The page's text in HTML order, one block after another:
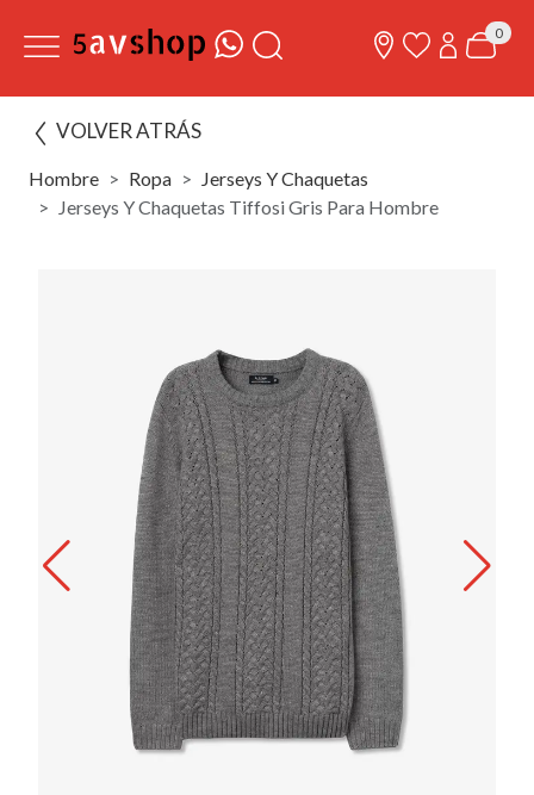
0
VOLVER ATRÁS
Hombre Ropa
Jerseys Y Chaquetas
Jerseys Y Chaquetas Tiffosi Gris Para Hombre